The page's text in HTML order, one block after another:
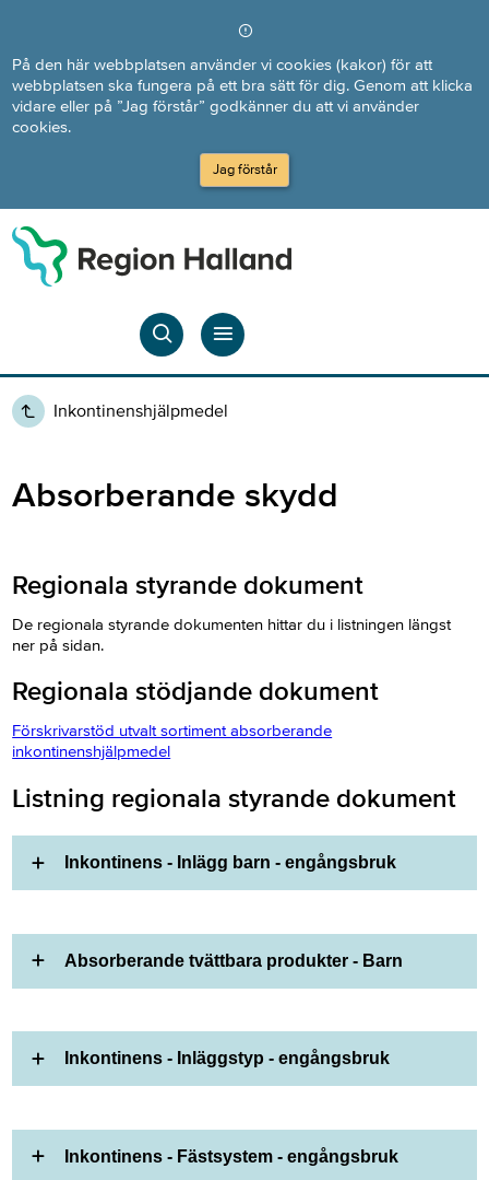
På den här webbplatsen använder vi cookies (kakor) för att
webbplatsen ska fungera på ett bra sätt för dig. Genom att klicka
vidare eller på ”Jag förstår” godkänner du att vi använder
cookies.
Jag förstår
Inkontinenshjälpmedel
Absorberande skydd
Regionala styrande dokument
De regionala styrande dokumenten hittar du i listningen längst
ner på sidan.
Regionala stödjande dokument
Förskrivarstöd utvalt sortiment absorberande
inkontinenshjälpmedel
Listning regionala styrande dokument
Inkontinens - Inlägg barn - engångsbruk
Absorberande tvättbara produkter - Barn
Inkontinens - Inläggstyp - engångsbruk
Inkontinens - Fästsystem - engångsbruk